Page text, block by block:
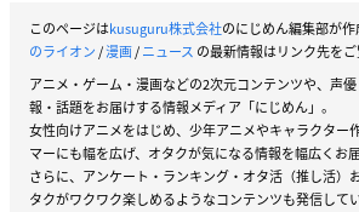
このページはkusuguru株式会社のにじめん編集部が作
のライオン/漫画/ニュース の最新情報はリンク先をご
アニメ・ゲーム・漫画などの2次元コンテンツや、声
報・話題をお届けする情報メディア「にじめん」。
女性向けアニメをはじめ、少年アニメやキャラクター
マーにも幅を広げ、オタクが気になる情報を幅広くお
さらに、アンケート・ランキング・オタ活（推し活）
タクがワクワク楽しめるようなコンテンツも発信してい